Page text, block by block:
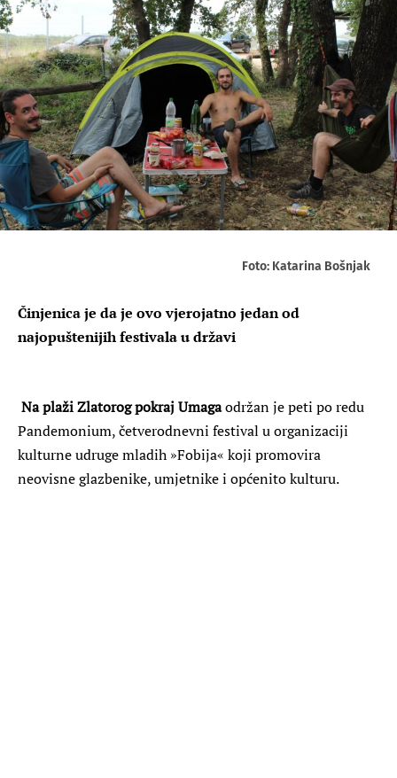
Foto: Katarina Bošnjak
Činjenica je da je ovo vjerojatno jedan od
najopuštenijih festivala u državi
Na plaži Zlatorog pokraj Umagaodržan je peti po redu
Pandemonium, četverodnevni festival u organizaciji
kulturne udruge mladih »Fobija« koji promovira
neovisne glazbenike, umjetnike i općenito kulturu.